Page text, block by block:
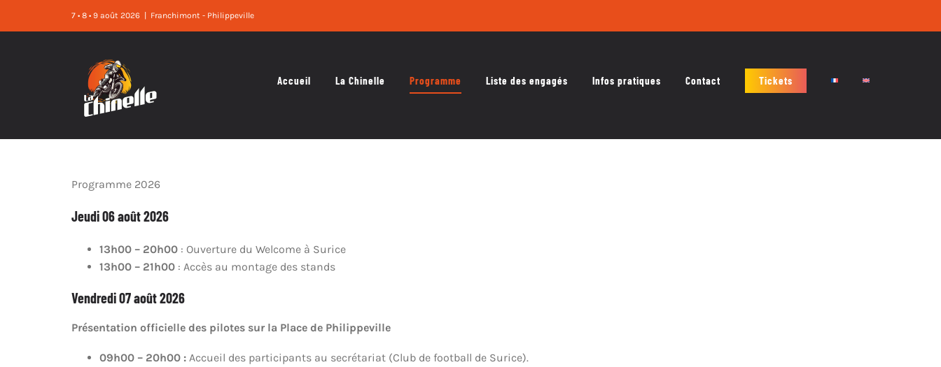
7 • 8 • 9 août 2026 Franchimont - Philippeville
Accueil La Chinelle Programme Liste des engagés Infos pratiques Contact Tickets
Programme 2026
Jeudi 06 août 2026
13h00 – 20h00: Ouverture du Welcome à Surice
13h00 – 21h00: Accès au montage des stands
Vendredi 07 août 2026
Présentation officielle des pilotes sur la Place de Philippeville
09h00 – 20h00 :Accueil des participants au secrétariat (Club de football de Surice).